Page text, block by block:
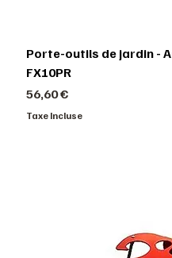
Porte-outils de jardin -
FX10PR
Prix
56,60 €
Taxe Incluse